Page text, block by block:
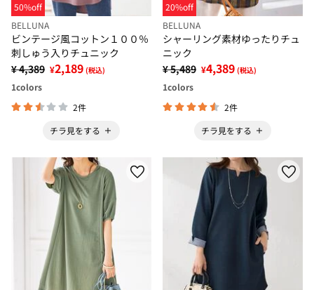
50%off
BELLUNA
ビンテージ風コットン１００％
刺しゅう入りチュニック
¥ 4,389 ¥2,189 (税込)
1colors
2件
チラ見をする
20%off
BELLUNA
シャーリング素材ゆったりチュ
ニック
¥ 5,489 ¥4,389 (税込)
1colors
2件
チラ見をする